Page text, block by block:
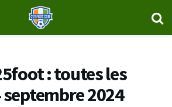
: toutes les
2024